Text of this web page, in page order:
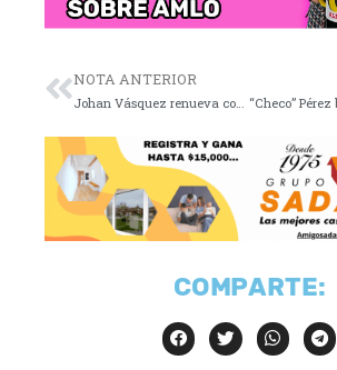
NOTA ANTERIOR
COMPARTE: